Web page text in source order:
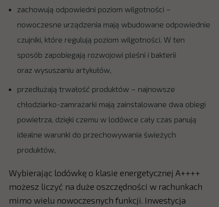
zachowują odpowiedni poziom wilgotności –
nowoczesne urządzenia mają wbudowane odpowiednie
czujniki, które regulują poziom wilgotności. W ten
sposób zapobiegają rozwojowi pleśni i bakterii
oraz wysuszaniu artykułów,
przedłużają trwałość produktów – najnowsze
chłodziarko-zamrażarki mają zainstalowane dwa obiegi
powietrza, dzięki czemu w lodówce cały czas panują
idealne warunki do przechowywania świeżych
produktów,
Wybierając lodówkę o klasie energetycznej A++++
możesz liczyć na duże oszczędności w rachunkach
mimo wielu nowoczesnych funkcji. Inwestycja